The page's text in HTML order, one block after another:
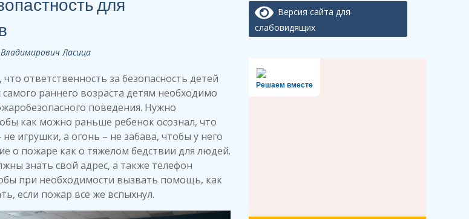
для
Ласица
ответственность за безопасность детей
раннего возраста детям необходимо
поведения. Нужно
как можно раньше ребенок осознал, что
игрушки, а огонь – не забава, чтобы у него
о пожаре как о тяжелом бедствии для людей.
знать свой адрес, а также телефон
при необходимости вызвать помощь, как
если пожар все же вспыхнул.
Версия сайта для
слабовидящих
Решаем вместе